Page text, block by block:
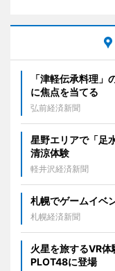
「津軽伝承料理
に焦点を当てる
弘前経済新聞
星野エリアで「足
清涼体験
軽井沢経済新聞
札幌でゲームイベ
札幌経済新聞
火星を旅するVR
PLOT48に登場